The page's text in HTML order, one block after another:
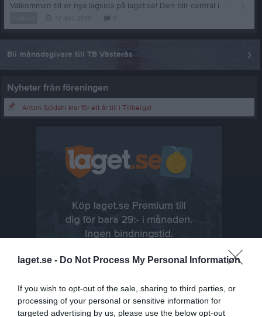
laget.se - Do Not Process My Personal Information
If you wish to opt-out of the sale, sharing to third parties, or
processing of your personal or sensitive information for
targeted advertising by us, please use the below opt-out
Välkommen till er nya lagsida på laget.se! Den blir central i all kommunikation mellan spelare, ledare, föräldrar och andra intresserade. För att komma igång direkt med en bra kommunikation i och omkring laget finns ett antal viktiga punkter för sidans administratör: • Logga in och lägga till alla spelare och ledare under Medlemmar. • Fylla på kalendern med alla inplanerade aktiviteter. Matcher läggs till via Serier medan träningar och andra aktiviteter läggs till via Aktiviteter. • Skriv nyheter löpande och berätta om verksamheten. I takt med att nya nyheter läggs till kommer den här nyhetstexten att försvinna. Om någon i laget har frågor om laget.se är man alltid välkommen att kontakta vår support på support@laget.se eller 019-15 44 00. Varmt välkomna till laget.se!
Bli månadsgivare till TB Västerås
Nyheter från föreningen
Anton Sjödahl klar för ett år till i Tillberga!